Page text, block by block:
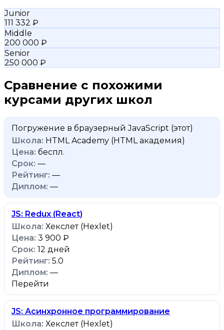
Junior
111 332 ₽
Middle
200 000 ₽
Senior
250 000 ₽
Сравнение с похожими
курсами других школ
Погружение в браузерный JavaScript (этот)
HTML Academy (HTML академия)
беспл.
—
—
—
JS: Redux (React)
Хекслет (Hexlet)
3 900 ₽
12 дней
5.0
—
Перейти
JS: Асинхронное программирование
Хекслет (Hexlet)